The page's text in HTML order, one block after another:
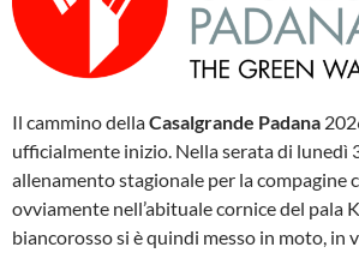
Il cammino dellaCasalgrande Padana
ufficialmente inizio. Nella serata di lunedì
allenamento stagionale per la compagine
ovviamente nell’abituale cornice del pala
biancorosso si è quindi messo in moto, in